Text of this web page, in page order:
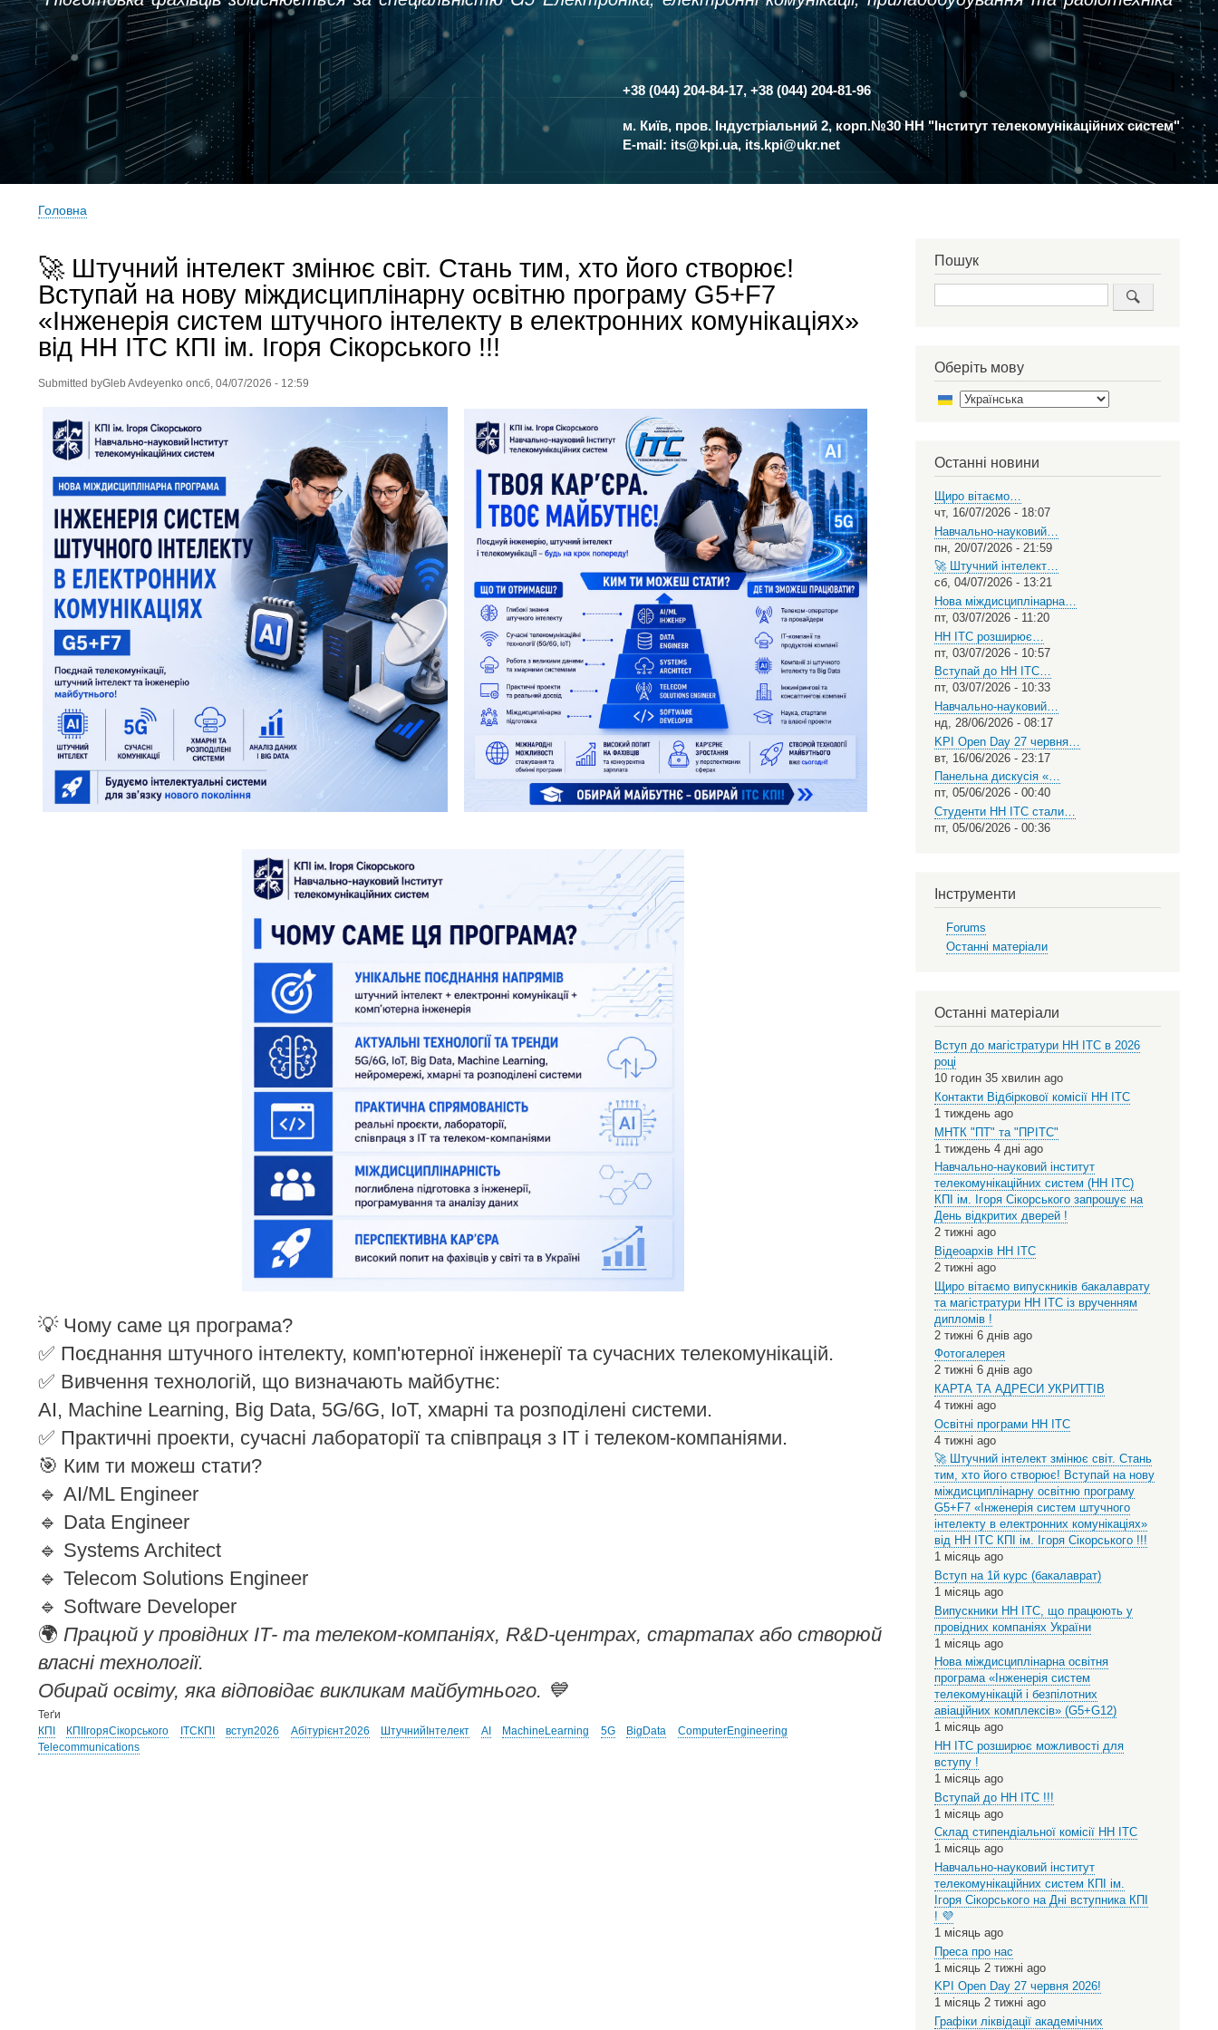
+38 (044) 204-84-17, +38 (044) 204-81-96
м. Київ, пров. Індустріальний 2, корп.№30 НН "Інститут телекомунікаційних систем"
E-mail: its@kpi.ua, its.kpi@ukr.net
Головна
🚀 Штучний інтелект змінює світ. Стань тим, хто його створює!
Вступай на нову міждисциплінарну освітню програму G5+F7
«Інженерія систем штучного інтелекту в електронних комунікаціях»
від НН ІТС КПІ ім. Ігоря Сікорського !!!
Submitted byGleb Avdeyenko onсб, 04/07/2026 - 12:59
💡 Чому саме ця програма?
✅ Поєднання штучного інтелекту, комп'ютерної інженерії та сучасних телекомунікацій.
✅ Вивчення технологій, що визначають майбутнє:
AI, Machine Learning, Big Data, 5G/6G, IoT, хмарні та розподілені системи.
✅ Практичні проекти, сучасні лабораторії та співпраця з ІТ і телеком-компаніями.
🎯 Ким ти можеш стати?
🔹 AI/ML Engineer
🔹 Data Engineer
🔹 Systems Architect
🔹 Telecom Solutions Engineer
🔹 Software Developer
🌍 Працюй у провідних ІТ- та телеком-компаніях, R&D-центрах, стартапах або створюй
власні технології.
Обирай освіту, яка відповідає викликам майбутнього. 💙
Теґи
КПІ
КПІІгоряСікорського ІТСКПІ вступ2026 Абітурієнт2026 ШтучнийІнтелект AI MachineLearning 5G BigData
ComputerEngineering
Telecommunications
Пошук
Оберіть мову
Останні новини
Щиро вітаємо…
чт, 16/07/2026 - 18:07
Навчально-науковий…
пн, 20/07/2026 - 21:59
🚀 Штучний інтелект…
сб, 04/07/2026 - 13:21
Нова міждисциплінарна…
пт, 03/07/2026 - 11:20
НН ІТС розширює…
пт, 03/07/2026 - 10:57
Вступай до НН ІТС…
пт, 03/07/2026 - 10:33
Навчально-науковий…
нд, 28/06/2026 - 08:17
KPI Open Day 27 червня…
вт, 16/06/2026 - 23:17
Панельна дискусія «…
пт, 05/06/2026 - 00:40
Студенти НН ІТС стали…
пт, 05/06/2026 - 00:36
Інструменти
Forums
Останні матеріали
Останні матеріали
Вступ до магістратури НН ІТС в 2026
році
10 годин 35 хвилин ago
Контакти Відбіркової комісії НН ІТС
1 тиждень ago
МНТК "ПТ" та "ПРІТС"
1 тиждень 4 дні ago
Навчально-науковий інститут
телекомунікаційних систем (НН ІТС)
КПІ ім. Ігоря Сікорського запрошує на
День відкритих дверей !
2 тижні ago
Відеоархів НН ІТС
2 тижні ago
Щиро вітаємо випускників бакалаврату
та магістратури НН ІТС із врученням
дипломів !
2 тижні 6 днів ago
Фотогалерея
2 тижні 6 днів ago
КАРТА ТА АДРЕСИ УКРИТТІВ
4 тижні ago
Освітні програми НН ІТС
4 тижні ago
🚀 Штучний інтелект змінює світ. Стань
тим, хто його створює! Вступай на нову
міждисциплінарну освітню програму
G5+F7 «Інженерія систем штучного
інтелекту в електронних комунікаціях»
від НН ІТС КПІ ім. Ігоря Сікорського !!!
1 місяць ago
Вступ на 1й курс (бакалаврат)
1 місяць ago
Випускники НН ІТС, що працюють у
провідних компаніях України
1 місяць ago
Нова міждисциплінарна освітня
програма «Інженерія систем
телекомунікацій і безпілотних
авіаційних комплексів» (G5+G12)
1 місяць ago
НН ІТС розширює можливості для
вступу !
1 місяць ago
Вступай до НН ІТС !!!
1 місяць ago
Склад стипендіальної комісії НН ІТС
1 місяць ago
Навчально-науковий інститут
телекомунікаційних систем КПІ ім.
Ігоря Сікорського на Дні вступника КПІ
! 💜
1 місяць ago
Преса про нас
1 місяць 2 тижні ago
KPI Open Day 27 червня 2026!
1 місяць 2 тижні ago
Графіки ліквідації академічних